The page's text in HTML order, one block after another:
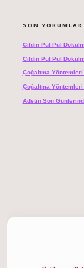
SON YORUMLAR
Cildin Pul Pul
Cildin Pul Pul
Çoğaltma
Çoğaltma
Adetin Son